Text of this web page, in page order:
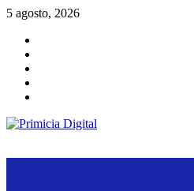
Saltar
contenido
5 agosto, 2026